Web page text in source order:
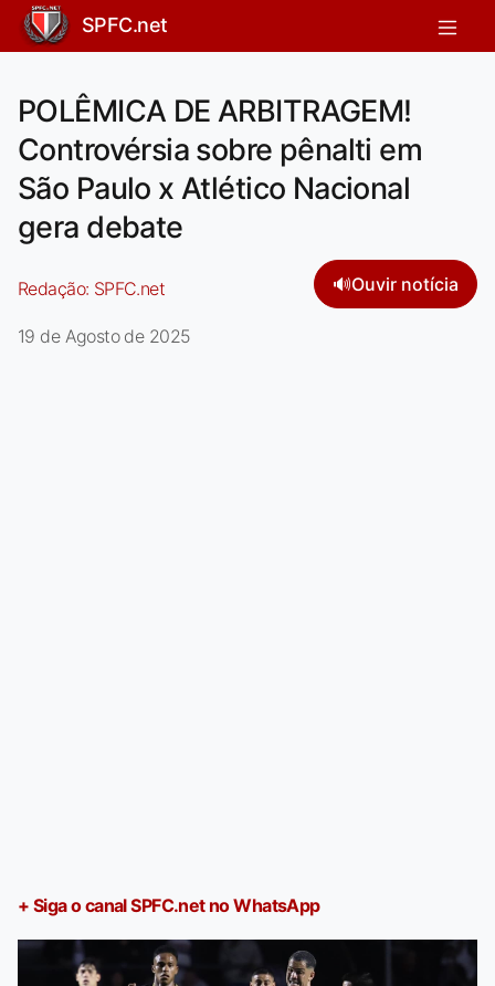
SPFC.net
POLÊMICA DE ARBITRAGEM!
Controvérsia sobre pênalti em
São Paulo x Atlético Nacional
gera debate
Redação: SPFC.net 🔊Ouvir notícia
19 de Agosto de 2025
+ Siga o canal SPFC.net no WhatsApp